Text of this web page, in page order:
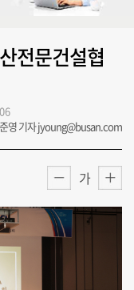
전문건설협
영 기자 jyoung@busan.com
가